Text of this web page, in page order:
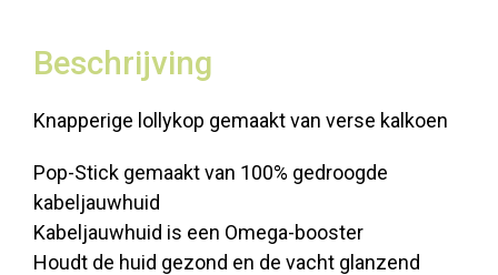
Beschrijving
Knapperige lollykop gemaakt van verse kalkoen
Pop-Stick gemaakt van 100% gedroogde
kabeljauwhuid
Kabeljauwhuid is een Omega-booster
Houdt de huid gezond en de vacht glanzend